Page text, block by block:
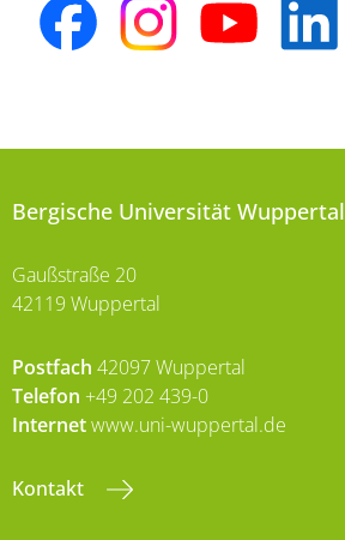
Bergische Universität Wuppertal
Gaußstraße 20
42119 Wuppertal
Postfach 42097 Wuppertal
Telefon +49 202 439-0
Internetwww.uni-wuppertal.de
Kontakt